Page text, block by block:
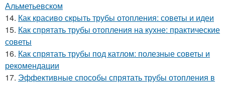
Альметьевском
14. Как красиво скрыть трубы отопления: советы и идеи
15. Как спрятать трубы отопления на кухне: практические
советы
16. Как спрятать трубы под катлом: полезные советы и
рекомендации
17. Эффективные способы спрятать трубы отопления в